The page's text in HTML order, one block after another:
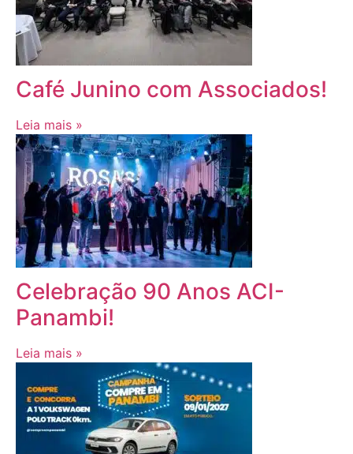
Café Junino com Associados!
Leia mais »
Celebração 90 Anos ACI-
Panambi!
Leia mais »